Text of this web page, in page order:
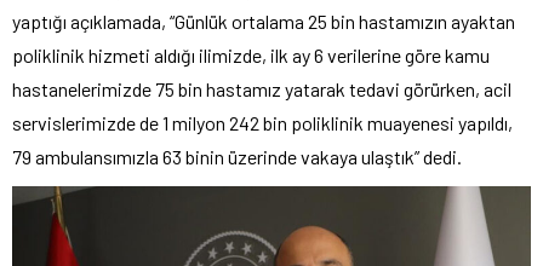
yaptığı açıklamada, “Günlük ortalama 25 bin hastamızın ayaktan
poliklinik hizmeti aldığı ilimizde, ilk ay 6 verilerine göre kamu
hastanelerimizde 75 bin hastamız yatarak tedavi görürken, acil
servislerimizde de 1 milyon 242 bin poliklinik muayenesi yapıldı,
79 ambulansımızla 63 binin üzerinde vakaya ulaştık” dedi.